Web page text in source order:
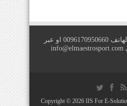
للتواصل معنا عبر الهاتف 0096170950660 او عبر
info@elmaestrosport.com
Copyright © 2026 IIS For E-